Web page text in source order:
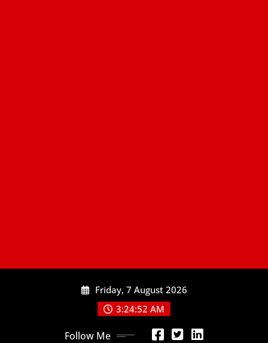
Friday, 7 August 2026
3:24:53 AM
Follow Me